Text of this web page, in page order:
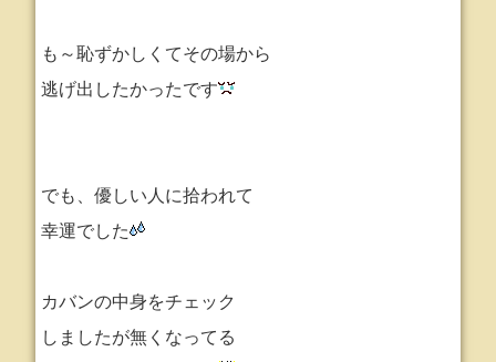
も～恥ずかしくてその場から
逃げ出したかったです
でも、優しい人に拾われて
幸運でした
カバンの中身をチェック
しましたが無くなってる